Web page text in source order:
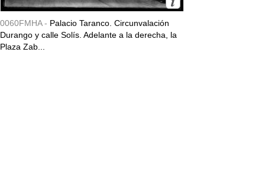
0060FMHA - Palacio Taranco. Circunvalación
Durango y calle Solís. Adelante a la derecha, la
Plaza Zab...